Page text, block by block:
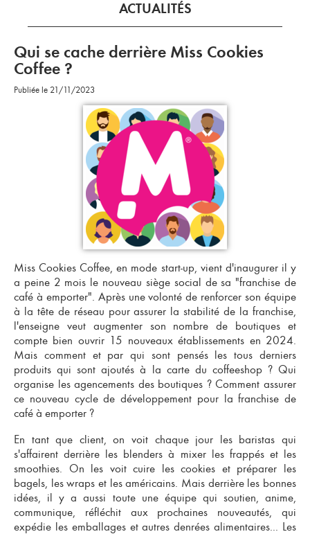
ACTUALITÉS
Qui se cache derrière Miss Cookies
Coffee ?
Publiée le 21/11/2023
Miss Cookies Coffee, en mode start-up, vient d'inaugurer il y
a peine 2 mois le nouveau siège social de sa "franchise de
café à emporter". Après une volonté de renforcer son équipe
à la tête de réseau pour assurer la stabilité de la franchise,
l'enseigne veut augmenter son nombre de boutiques et
compte bien ouvrir 15 nouveaux établissements en 2024.
Mais comment et par qui sont pensés les tous derniers
produits qui sont ajoutés à la carte du coffeeshop? Qui
organise les agencements des boutiques ? Comment assurer
ce nouveau cycle de développement pour lafranchise de
café à emporter ?
En tant que client, on voit chaque jour les baristas qui
s'affairent derrière les blenders à mixer les frappés et les
smoothies. On les voit cuire les cookies et préparer les
bagels, les wraps et les américains. Mais derrière les bonnes
idées, il y a aussi toute une équipe qui soutien, anime,
communique, réfléchit aux prochaines nouveautés, qui
expédie les emballages et autres denrées alimentaires... Les